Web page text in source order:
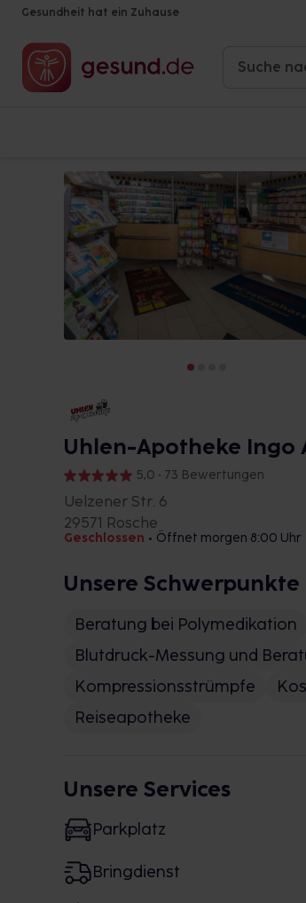
Gesundheit hat ein Zuhause
Uhlen-Apotheke Ingo
5,0 • 73 Bewertungen
Uelzener Str. 6
29571 Rosche
Geschlossen • Öffnet morgen 8:00 Uhr
Unsere Schwerpunkte
Beratung bei Polymedikation
Blutdruck-Messung und
Kompressionsstrümpfe
Reiseapotheke
Unsere Services
Parkplatz
Bringdienst